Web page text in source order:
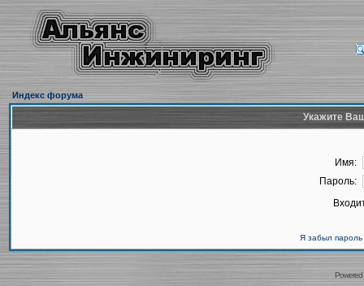
Индекс форума
Укажите
Имя:
Пароль:
Я забыл пароль